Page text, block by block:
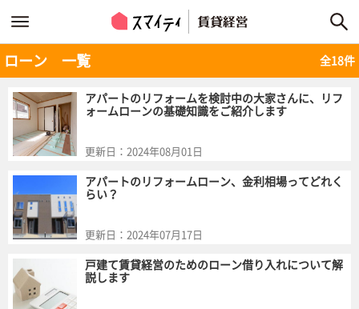
ローン 一覧 全18件
アパートのリフォームを検討中の大家さんに、リフ
ォームローンの基礎知識をご紹介します
更新日： 2024年08月01日
アパートのリフォームローン、金利相場ってどれく
らい？
更新日： 2024年07月17日
戸建て賃貸経営のためのローン借り入れについて解
説します